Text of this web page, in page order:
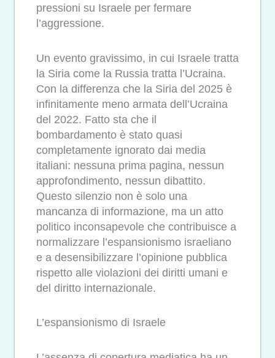
pressioni su Israele per fermare
l’aggressione.
Un evento gravissimo, in cui Israele tratta
la Siria come la Russia tratta l’Ucraina.
Con la differenza che la Siria del 2025 è
infinitamente meno armata dell’Ucraina
del 2022. Fatto sta che il
bombardamento è stato quasi
completamente ignorato dai media
italiani: nessuna prima pagina, nessun
approfondimento, nessun dibattito.
Questo silenzio non è solo una
mancanza di informazione, ma un atto
politico inconsapevole che contribuisce a
normalizzare l’espansionismo israeliano
e a desensibilizzare l’opinione pubblica
rispetto alle violazioni dei diritti umani e
del diritto internazionale.
L’espansionismo di Israele